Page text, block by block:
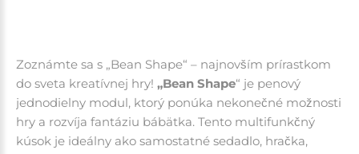
Zoznámte sa s „Bean Shape“ – najnovším prírastkom
do sveta kreatívnej hry! „Bean Shape“ je penový
jednodielny modul, ktorý ponúka nekonečné možnosti
hry a rozvíja fantáziu bábätka. Tento multifunkčný
kúsok je ideálny ako samostatné sedadlo, hračka,